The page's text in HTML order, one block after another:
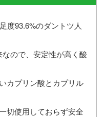
度93.6%のダントツ人
ので、安定性が高く酸
カプリン酸とカプリル
切使用しておらず安全